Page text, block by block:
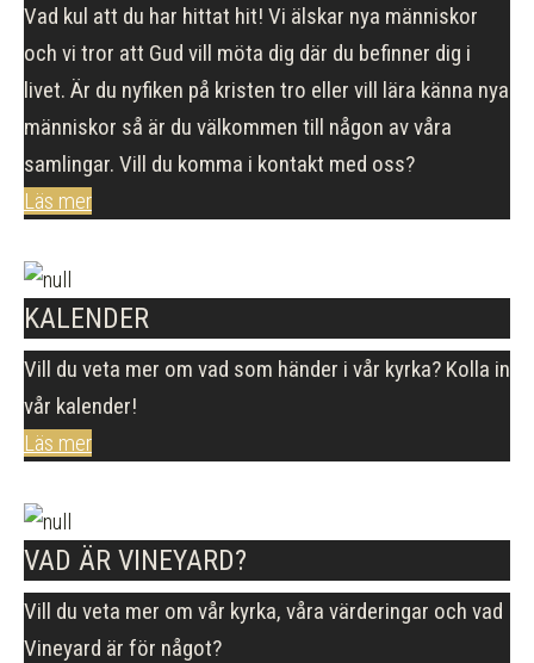
Vad kul att du har hittat hit! Vi älskar nya människor
och vi tror att Gud vill möta dig där du befinner dig i
livet. Är du nyfiken på kristen tro eller vill lära känna nya
människor så är du välkommen till någon av våra
samlingar. Vill du komma i kontakt med oss?
Läs mer
KALENDER
Vill du veta mer om vad som händer i vår kyrka? Kolla in
vår kalender!
Läs mer
VAD ÄR VINEYARD?
Vill du veta mer om vår kyrka, våra värderingar och vad
Vineyard är för något?